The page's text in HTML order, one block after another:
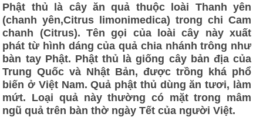
Phật thủ là cây ăn quả thuộc loài Thanh yên
(chanh yên,Citrus limonimedica) trong chi Cam
chanh (Citrus). Tên gọi của loài cây này xuất
phát từ hình dáng của quả chia nhánh trông như
bàn tay Phật. Phật thủ là giống cây bản địa của
Trung Quốc và Nhật Bản, được trồng khá phổ
biến ở Việt Nam. Quả phật thủ dùng ăn tươi, làm
mứt. Loại quả này thường có mặt trong mâm
ngũ quả trên bàn thờ ngày Tết của người Việt.